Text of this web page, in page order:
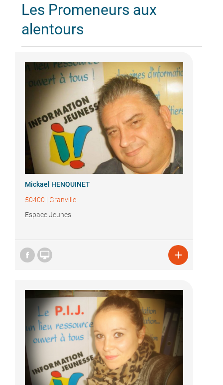
Les Promeneurs aux
alentours
Mickael HENQUINET
50400 | Granville
Espace Jeunes
 